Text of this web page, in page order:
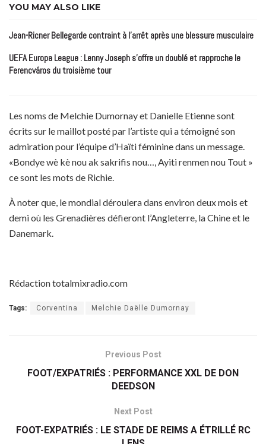
YOU MAY ALSO LIKE
Jean-Ricner Bellegarde contraint à l’arrêt après une blessure musculaire
UEFA Europa League : Lenny Joseph s’offre un doublé et rapproche le
Ferencváros du troisième tour
Les noms de Melchie Dumornay et Danielle Etienne sont
écrits sur le maillot posté par l’artiste qui a témoigné son
admiration pour l’équipe d’Haïti féminine dans un message.
«Bondye wè kè nou ak sakrifis nou…, Ayiti renmen nou Tout »
ce sont les mots de Richie.
À noter que, le mondial déroulera dans environ deux mois et
demi où les Grenadières défieront l’Angleterre, la Chine et le
Danemark.
Rédaction totalmixradio.com
Tags: Corventina Melchie Daëlle Dumornay
Previous Post
FOOT/EXPATRIÉS : PERFORMANCE XXL DE DON
DEEDSON
Next Post
FOOT-EXPATRIÉS : LE STADE DE REIMS A ÉTRILLÉ RC